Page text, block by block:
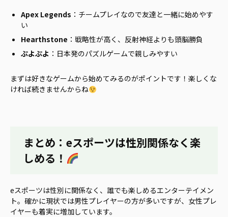
Apex Legends ：チームプレイなので友達と一緒に始めやす
い
Hearthstone ：戦略性が高く、反射神経よりも頭脳勝負
ぷよぷよ ：日本発のパズルゲームで親しみやすい
まずは好きなゲームから始めてみるのがポイントです！楽しくな
ければ続きませんからね
まとめ：eスポーツは性別関係なく楽
しめる！
eスポーツは性別に関係なく、誰でも楽しめるエンターテイメン
ト。確かに現状では男性プレイヤーの方が多いですが、女性プレ
イヤーも着実に増加しています。